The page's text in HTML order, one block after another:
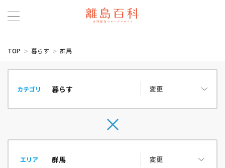
TOP 暮らす 群馬
カテゴリ 変更
エリア 変更